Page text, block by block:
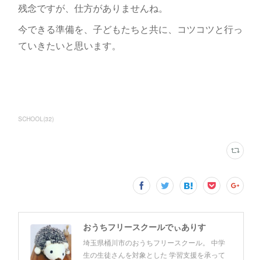
残念ですが、仕方がありませんね。
今できる準備を、子どもたちと共に、コツコツと行っ
ていきたいと思います。
SCHOOL (32)
おうちフリースクールでぃありす
埼玉県桶川市のおうちフリースクール。 中学
生の生徒さんを対象とした 学習支援を承って